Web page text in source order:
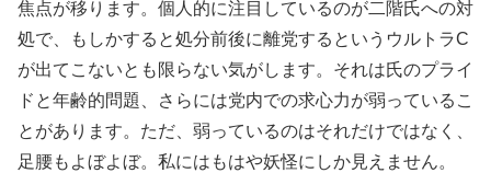
焦点が移ります。個人的に注目しているのが二階氏への対
処で、もしかすると処分前後に離党するというウルトラC
が出てこないとも限らない気がします。それは氏のプライ
ドと年齢的問題、さらには党内での求心力が弱っているこ
とがあります。ただ、弱っているのはそれだけではなく、
足腰もよぼよぼ。私にはもはや妖怪にしか見えません。